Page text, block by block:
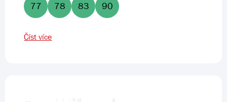
77 78 83 90
Číst více